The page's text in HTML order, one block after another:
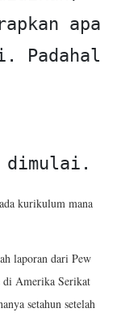
apa
Padahal
dimulai.
kurikulum mana
laporan dari Pew
di Amerika Serikat
setahun setelah